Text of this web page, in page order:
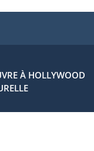
À HOLLYWOOD